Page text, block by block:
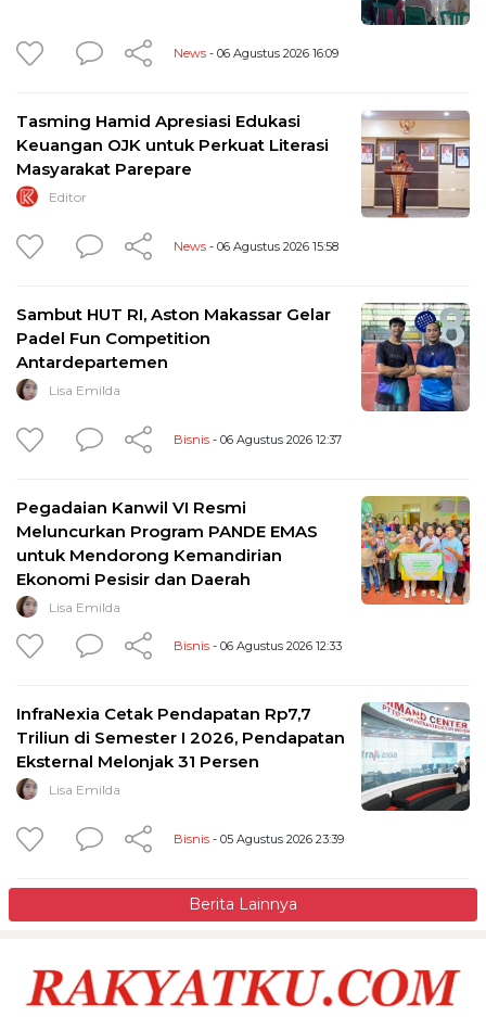
News - 06 Agustus 2026 16:09
Tasming Hamid Apresiasi Edukasi
Keuangan OJK untuk Perkuat Literasi
Masyarakat Parepare
Editor
News - 06 Agustus 2026 15:58
Sambut HUT RI, Aston Makassar Gelar
Padel Fun Competition
Antardepartemen
Lisa Emilda
Bisnis - 06 Agustus 2026 12:37
Pegadaian Kanwil VI Resmi
Meluncurkan Program PANDE EMAS
untuk Mendorong Kemandirian
Ekonomi Pesisir dan Daerah
Lisa Emilda
Bisnis - 06 Agustus 2026 12:33
InfraNexia Cetak Pendapatan Rp7,7
Triliun di Semester I 2026, Pendapatan
Eksternal Melonjak 31 Persen
Lisa Emilda
Bisnis - 05 Agustus 2026 23:39
Berita Lainnya